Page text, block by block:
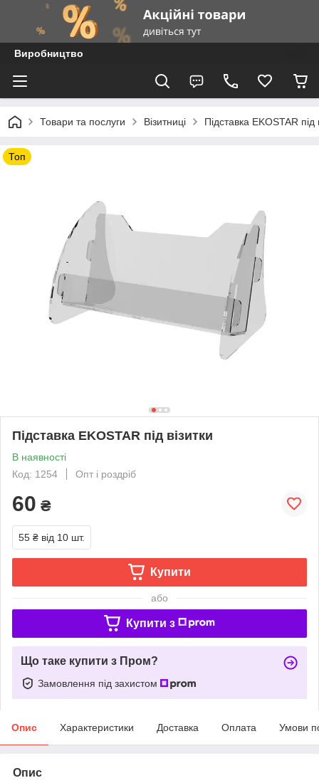
Виробництво
Товари та послуги Візитниці Підставка EKOSTAR під
Топ
Підставка EKOSTAR під візитки
В наявності
Код: 1254
Опт і роздріб
60 ₴
55 ₴ від 10 шт.
Купити
або
Купити з
Що таке купити з Пром?
Замовлення під захистом
Опис Характеристики Доставка Оплата Умови
Опис